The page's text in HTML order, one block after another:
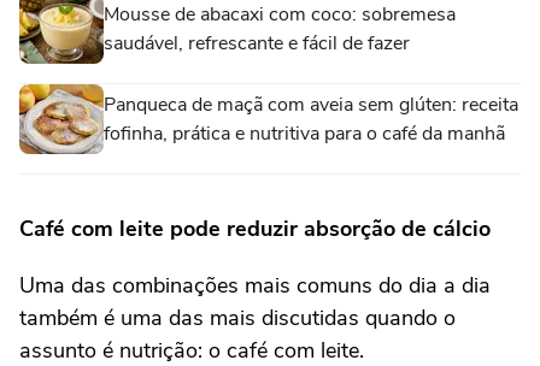
Mousse de abacaxi com coco: sobremesa
saudável, refrescante e fácil de fazer
Panqueca de maçã com aveia sem glúten: receita
fofinha, prática e nutritiva para o café da manhã
Café com leite pode reduzir absorção de cálcio
Uma das combinações mais comuns do dia a dia
também é uma das mais discutidas quando o
assunto é nutrição: o café com leite.